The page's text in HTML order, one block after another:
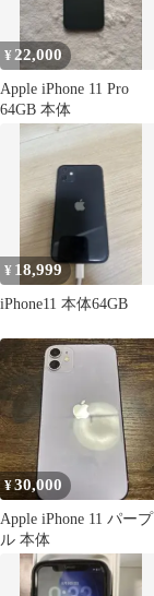
¥ 22,000
Apple iPhone 11 Pro
64GB 本体
¥ 18,999
iPhone11 本体64GB
¥30,000
Apple iPhone 11 パープ
ル 本体